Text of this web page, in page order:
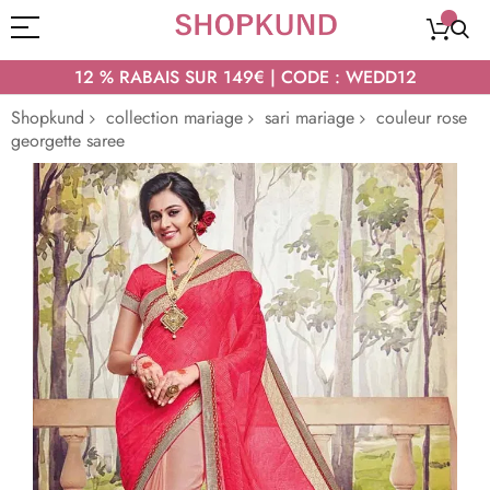
12 % RABAIS SUR 149€ | CODE : WEDD12
Shopkund
collection mariage sari mariage
couleur rose
georgette saree
Passer
la
fin
de
la
galerie
d’images